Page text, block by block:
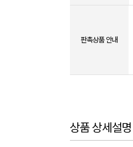
판촉상품 안내
상품 상세설명